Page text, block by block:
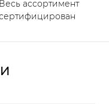
Весь ассортимент